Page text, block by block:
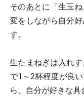
そのあとに「生玉
変をしながら自分
す。
生たまねぎは入れ
で1～2杯程度が良
ら、自分が好きな具